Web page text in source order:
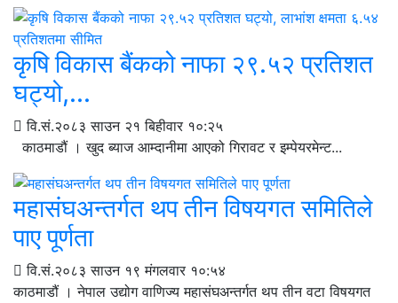
कृषि विकास बैंकको नाफा २९.५२ प्रतिशत
घट्यो,...
वि.सं.२०८३ साउन २१ बिहीवार १०:२५
काठमाडौं । खुद ब्याज आम्दानीमा आएको गिरावट र इम्पेयरमेन्ट...
महासंघअन्तर्गत थप तीन विषयगत समितिले
पाए पूर्णता
वि.सं.२०८३ साउन १९ मंगलवार १०:५४
काठमाडौं । नेपाल उद्योग वाणिज्य महासंघअन्तर्गत थप तीन वटा विषयगत